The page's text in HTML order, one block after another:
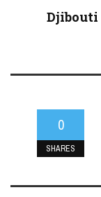
Djibouti
0
SHARES